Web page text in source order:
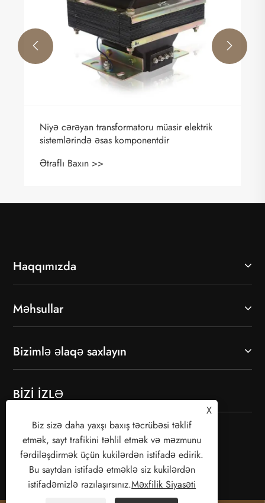
Niyə cərəyan transformatoru müasir elektrik
sistemlərində əsas komponentdir
Ətraflı Baxın >>
 
Haqqımızda
Məhsullar
Bizimlə əlaqə saxlayın
BİZİ İZLƏ
X
Biz sizə daha yaxşı baxış təcrübəsi təklif
etmək, sayt trafikini təhlil etmək və məzmunu
fərdiləşdirmək üçün kukilərdən istifadə edirik.
Bu saytdan istifadə etməklə siz kukilərdən
istifadəmizlə razılaşırsınız.Məxfilik Siyasəti